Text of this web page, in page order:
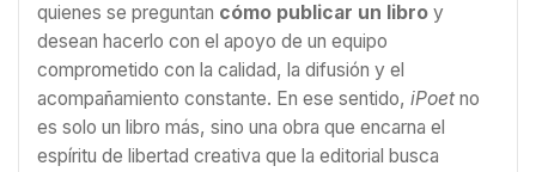
quienes se preguntan cómo publicar un libro y
desean hacerlo con el apoyo de un equipo
comprometido con la calidad, la difusión y el
acompañamiento constante. En ese sentido, iPoetno
es solo un libro más, sino una obra que encarna el
espíritu de libertad creativa que la editorial busca